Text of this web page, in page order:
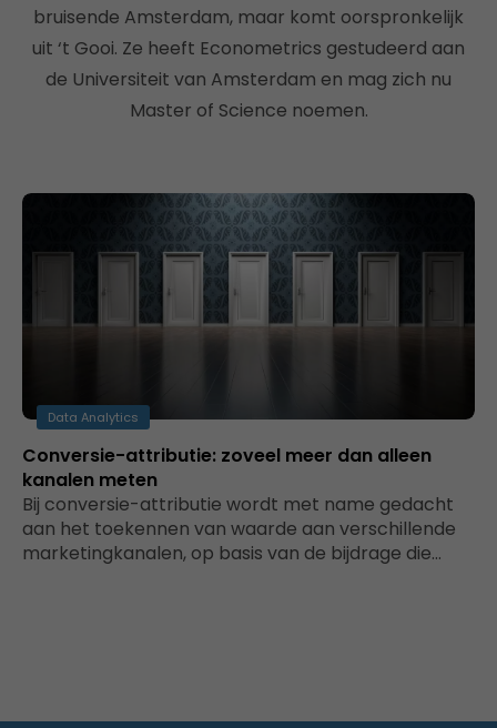
bruisende Amsterdam, maar komt oorspronkelijk
uit ‘t Gooi. Ze heeft Econometrics gestudeerd aan
de Universiteit van Amsterdam en mag zich nu
Master of Science noemen.
Data Analytics
Conversie-attributie: zoveel meer dan alleen
kanalen meten
Bij conversie-attributie wordt met name gedacht
aan het toekennen van waarde aan verschillende
marketingkanalen, op basis van de bijdrage die…